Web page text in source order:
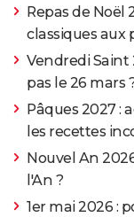
Repas de Noël
classiques aux
Vendredi Saint
pas le 26 mars
Pâques 2027 :
les recettes
Nouvel An
l'An ?
1er mai 2026 :